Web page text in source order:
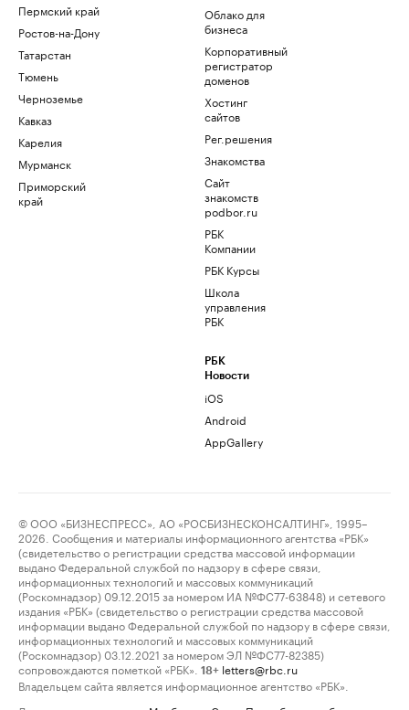
Пермский край
Ростов-на-Дону
Татарстан
Тюмень
Черноземье
Кавказ
Карелия
Мурманск
Приморский
край
Облако для
бизнеса
Корпоративный
регистратор
доменов
Хостинг
сайтов
Рег.решения
Знакомства
Сайт
знакомств
podbor.ru
РБК
Компании
РБК Курсы
Школа
управления
РБК
РБК
Новости
iOS
Android
AppGallery
© ООО «БИЗНЕСПРЕСС», АО «РОСБИЗНЕСКОНСАЛТИНГ», 1995–
2026. Сообщения и материалы информационного агентства «РБК»
(свидетельство о регистрации средства массовой информации
выдано Федеральной службой по надзору в сфере связи,
информационных технологий и массовых коммуникаций
(Роскомнадзор) 09.12.2015 за номером ИА №ФС77-63848) и сетевого
издания «РБК» (свидетельство о регистрации средства массовой
информации выдано Федеральной службой по надзору в сфере связи,
информационных технологий и массовых коммуникаций
(Роскомнадзор) 03.12.2021 за номером ЭЛ №ФС77-82385)
сопровождаются пометкой «РБК».
18+ letters@rbc.ru
Владельцем сайта является информационное агентство «РБК».